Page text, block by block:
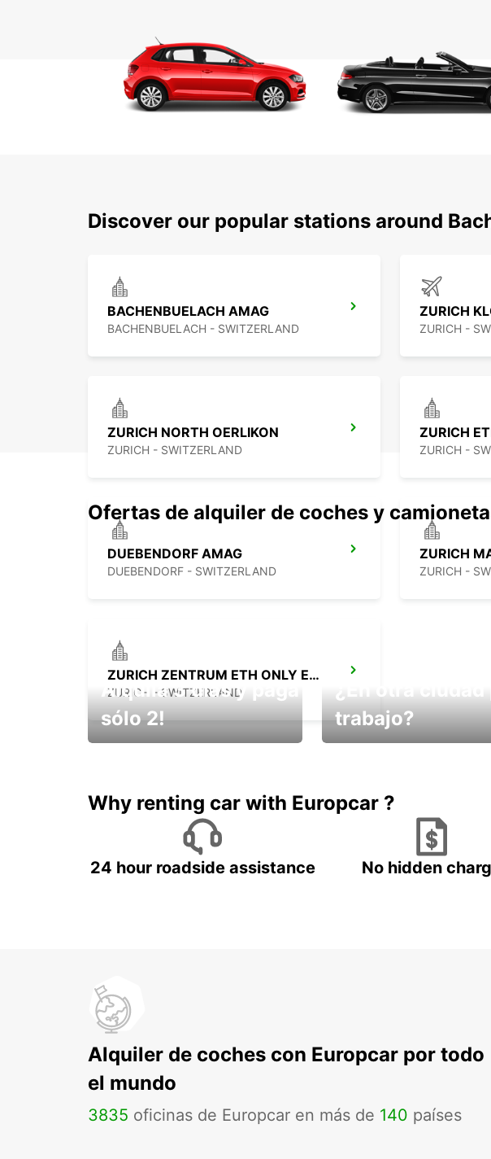
Discover our popular stations around
BACHENBUELACH AMAG
BACHENBUELACH - SWITZERLAND
ZURICH
ZURICH -
ZURICH NORTH OERLIKON
ZURICH - SWITZERLAND
ZURICH
ZURICH -
DUEBENDORF AMAG
DUEBENDORF - SWITZERLAND
ZURICH
ZURICH -
ZURICH ZENTRUM ETH ONLY ETH
ZURICH - SWITZERLAND
Ofertas de alquiler de coches y
Alquila 3 días y paga
sólo 2!
¿En otra ciudad
trabajo?
Why renting car with Europcar ?
24 hour roadside assistance No hidden
Alquiler de coches con Europcar por todo
el mundo
3835 oficinas de Europcar en más de 140 países